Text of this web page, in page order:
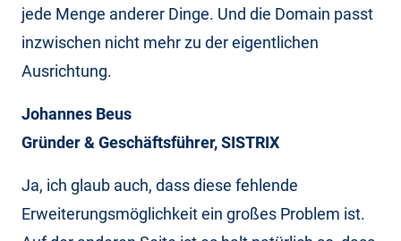
jede Menge anderer Dinge. Und die Domain passt
inzwischen nicht mehr zu der eigentlichen
Ausrichtung.
Johannes Beus
Gründer & Geschäftsführer, SISTRIX
Ja, ich glaub auch, dass diese fehlende
Erweiterungsmöglichkeit ein großes Problem ist.